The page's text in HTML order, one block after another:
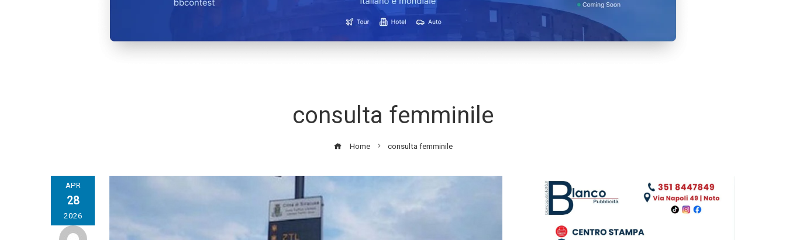
consulta femminile
Home consulta femminile
APR
28
2026